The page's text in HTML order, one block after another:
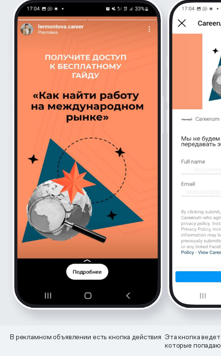
В рекламном объявлении есть кнопка действия Эта кнопка
которые